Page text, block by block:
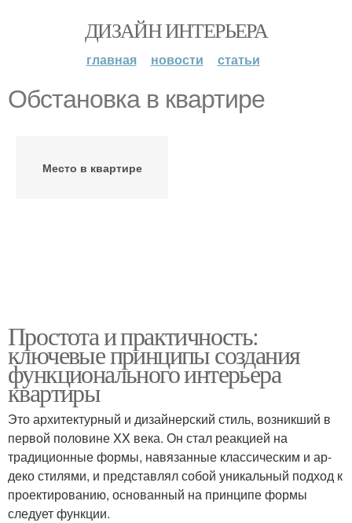
ДИЗАЙН ИНТЕРЬЕРА
главная новости статьи
Обстановка в квартире
Место в квартире
Простота и практичность:
ключевые принципы создания
функционального интерьера
квартиры
Это архитектурный и дизайнерский стиль, возникший в
первой половине XX века. Он стал реакцией на
традиционные формы, навязанные классическим и ар-
деко стилями, и представлял собой уникальный подход к
проектированию, основанный на принципе формы
следует функции.